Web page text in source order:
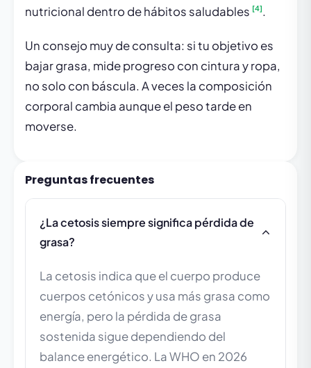
nutricional dentro de hábitos saludables [4].
Un consejo muy de consulta: si tu objetivo es
bajar grasa, mide progreso con cintura y ropa,
no solo con báscula. A veces la composición
corporal cambia aunque el peso tarde en
moverse.
Preguntas frecuentes
¿La cetosis siempre significa pérdida de
grasa?
La cetosis indica que el cuerpo produce
cuerpos cetónicos y usa más grasa como
energía, pero la pérdida de grasa
sostenida sigue dependiendo del
balance energético. La WHO en 2026